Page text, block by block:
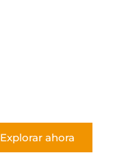
Explorar ahora